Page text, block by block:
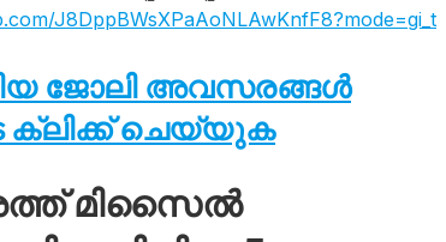
J8DppBWsXPaAoNLAwKnfF8?mode=gi_t
ജോലി അവസരങ്ങൾ
ക്ലിക്ക് ചെയ്യുക
മിസൈൽ